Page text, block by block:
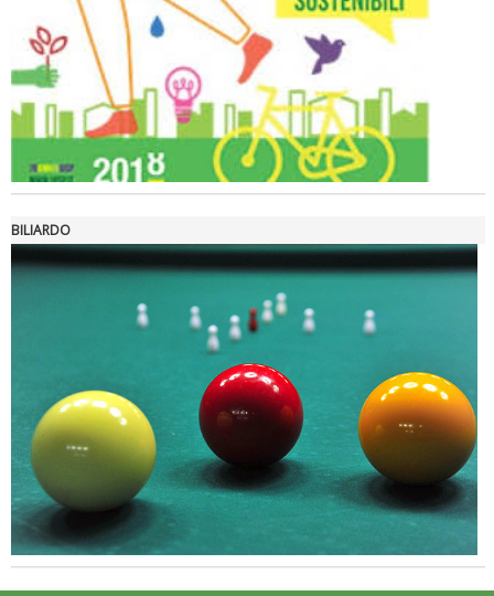
Ddl Lobby, Uisp: “Il Parlamento valorizzi le nostre specificità"
La formazione Uisp rallenta ma prosegue anche in estate
BILIARDO